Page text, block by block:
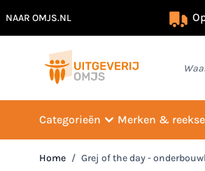
NAAR OMJS.NL
Categorieën Merken &
Home / Grej of the day -